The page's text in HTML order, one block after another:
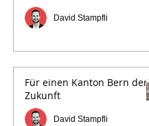
David Stampfli
Für einen Kanton Bern der
Zukunft
David Stampfli